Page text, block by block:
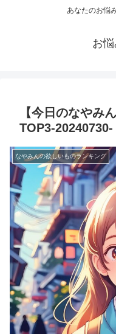
あなたのお悩
お
【今日のなやみ
TOP3-20240730-
なやみんの欲しいものランキング